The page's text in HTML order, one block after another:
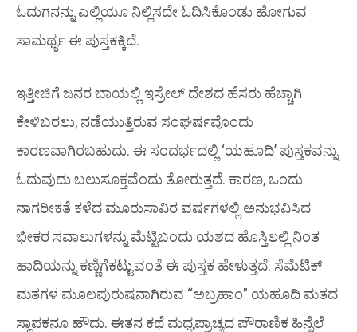
ಓದುಗನನ್ನು ಎಲ್ಲಿಯೂ ನಿಲ್ಲಿಸದೇ ಓದಿಸಿಕೊಂಡು ಹೋಗುವ
ಸಾಮರ್ಥ್ಯ ಈ ಪುಸ್ತಕಕ್ಕಿದೆ.
ಇತ್ತೀಚಿಗೆ ಜನರ ಬಾಯಲ್ಲಿ ಇಸ್ರೇಲ್ ದೇಶದ ಹೆಸರು ಹೆಚ್ಚಾಗಿ
ಕೇಳಿಬರಲು, ನಡೆಯುತ್ತಿರುವ ಸಂಘರ್ಷವೊಂದು
ಕಾರಣವಾಗಿರಬಹುದು. ಈ ಸಂದರ್ಭದಲ್ಲಿ ‘ಯಹೂದಿ’ ಪುಸ್ತಕವನ್ನು
ಓದುವುದು ಬಲುಸೂಕ್ತವೆಂದು ತೋರುತ್ತದೆ. ಕಾರಣ, ಒಂದು
ನಾಗರೀಕತೆ ಕಳೆದ ಮೂರುಸಾವಿರ ವರ್ಷಗಳಲ್ಲಿ ಅನುಭವಿಸಿದ
ಭೀಕರ ಸವಾಲುಗಳನ್ನು ಮೆಟ್ಟಿಬಂದು ಯಶದ ಹೊಸ್ತಿಲಲ್ಲಿ ನಿಂತ
ಹಾದಿಯನ್ನು ಕಣ್ಣಿಗೆಕಟ್ಟುವಂತೆ ಈ ಪುಸ್ತಕ ಹೇಳುತ್ತದೆ. ಸೆಮೆಟಿಕ್
ಮತಗಳ ಮೂಲಪುರುಷನಾಗಿರುವ “ಅಬ್ರಹಾಂ” ಯಹೂದಿ ಮತದ
ಸ್ಥಾಪಕನೂ ಹೌದು. ಈತನ ಕಥೆ ಮಧ್ಯಪ್ರಾಚ್ಯದ ಪೌರಾಣಿಕ ಹಿನ್ನೆಲೆ